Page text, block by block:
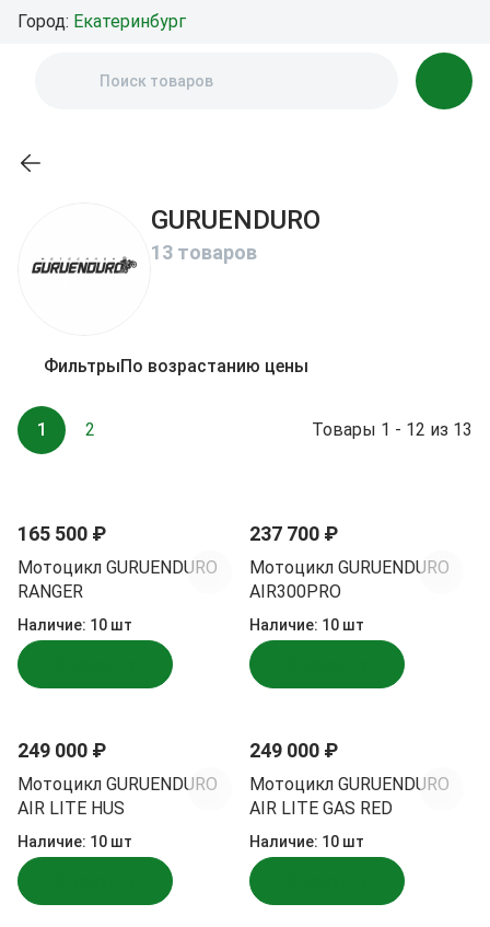
Город: Екатеринбург
GURUENDURO
13 товаров
ФильтрыПо возрастанию цены
Товары 1 - 12 из 13
1 2
165 500 ₽
Мотоцикл GURUENDURO
RANGER
Наличие: 10 шт
237 700 ₽
Мотоцикл GURUENDURO
AIR300PRO
Наличие: 10 шт
249 000 ₽
Мотоцикл GURUENDURO
AIR LITE HUS
Наличие: 10 шт
249 000 ₽
Мотоцикл GURUENDURO
AIR LITE GAS RED
Наличие: 10 шт